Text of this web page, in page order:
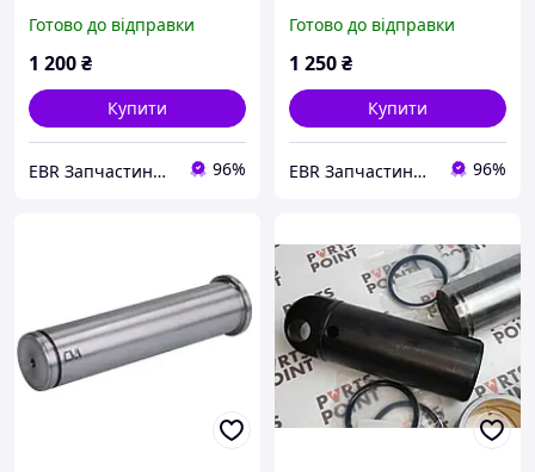
на JCB 3CX, 4CX
Готово до відправки
1 200₴
Купити
EBR Запчастини для кар'єрної, дорожньо-будівельної, сільськогосподарської та комерційної техніки 96%
стріла на JCB 3CX, 4CX
Готово до відправки
1 250₴
Купити
EBR Запчастини для кар'єрної, дорожньо-будівельної, сільськогосподарської та комерційної техніки 96%